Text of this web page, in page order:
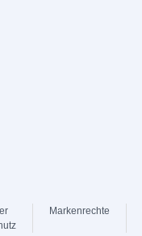
Markenrechte